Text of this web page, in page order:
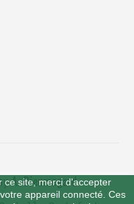
ce site, merci d'accepter
appareil connecté. Ces
A. Dieumegard